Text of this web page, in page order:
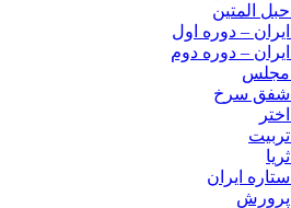
المتین
– دوره اول
– دوره دوم
مجلس
شفق سرخ
ایران
پرورش